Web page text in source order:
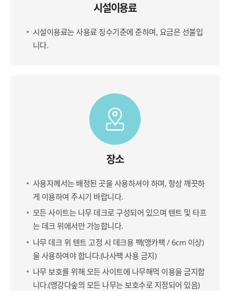
시설이용료
시설이용료는 사용료 징수기준에 준하며, 요금은 선불입
니다.
장소
사용자께서는 배정된 곳을 사용하셔야 하며, 항상 깨끗하
게 이용하여 주시기 바랍니다.
모든 사이트는 나무 데크로 구성되어 있으며 텐트 및 타프
는 데크 위에서만 가능합니다.
나무 데크 위 텐트 고정 시 데크용 팩(앵카팩 / 6cm 이상)
을 사용하여야 합니다.(나사팩 사용 금지)
나무 보호를 위해 모든 사이트에 나무해먹 이용을 금지합
니다.(앵강다숲의 모든 나무는 보호수로 지정되어 있음)